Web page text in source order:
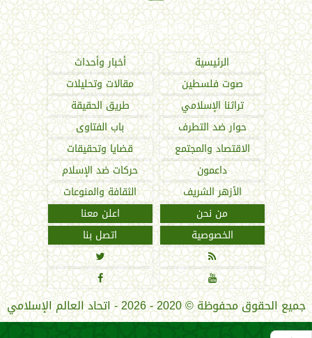
اتحاد العالم الإسلامي
الرئيسية
أخبار وأحداث
صوت فلسطين
مقالات وتحليلات
تراثنا الإسلامي
طريق الحقيقة
حوار ضد التطرف
باب الفتاوى
الاقتصاد والمجتمع
قضايا وتحقيقات
داعمون
حركات ضد الإسلام
الأزهر الشريف
الثقافة والمنوعات
من نحن
اعلن معنا
الخصوصية
اتصل بنا




جميع الحقوق محفوظة©2020 - 2026 - اتحاد العالم الإسلامي